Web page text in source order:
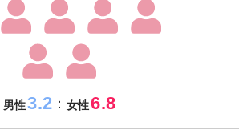
男性3.2：女性6.8